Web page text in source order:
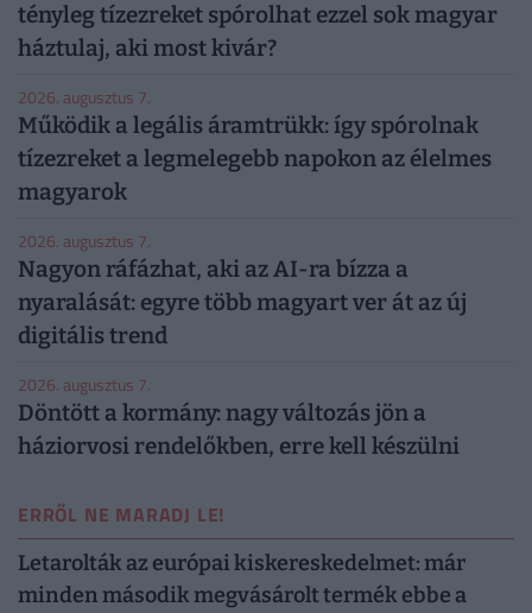
tényleg tízezreket spórolhat ezzel sok magyar
háztulaj, aki most kivár?
2026. augusztus 7.
Működik a legális áramtrükk: így spórolnak
tízezreket a legmelegebb napokon az élelmes
magyarok
2026. augusztus 7.
Nagyon ráfázhat, aki az AI-ra bízza a
nyaralását: egyre több magyart ver át az új
digitális trend
2026. augusztus 7.
Döntött a kormány: nagy változás jön a
háziorvosi rendelőkben, erre kell készülni
ERRŐL NE MARADJ LE!
Letarolták az európai kiskereskedelmet: már
minden második megvásárolt termék ebbe a